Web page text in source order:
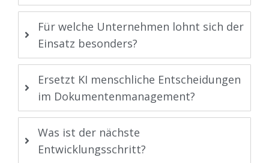
Für welche Unternehmen lohnt sich der
Einsatz besonders?
Ersetzt KI menschliche Entscheidungen
im Dokumentenmanagement?
Was ist der nächste
Entwicklungsschritt?